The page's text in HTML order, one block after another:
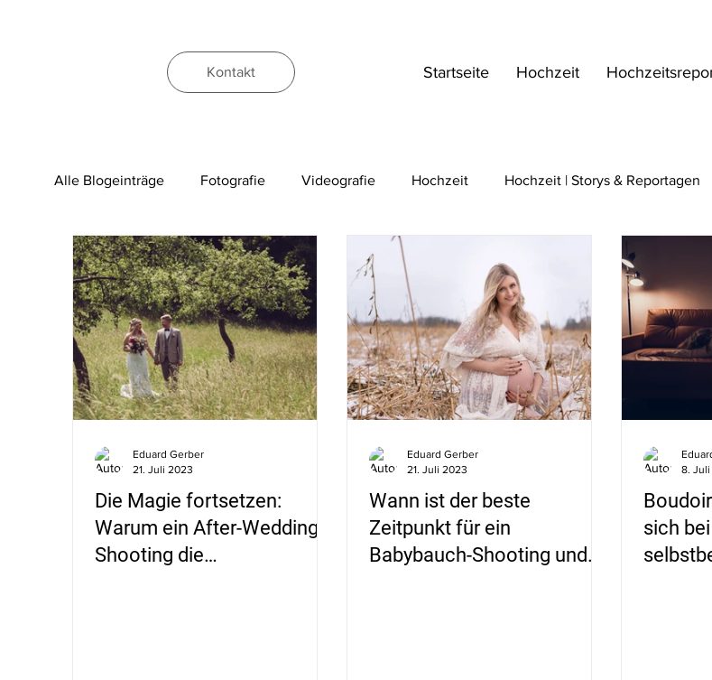
Startseite Hochzeit
Kontakt
Alle Blogeinträge Fotografie Videografie Hochzeit Hochzeit | Storys & Reportagen
Die Magie fortsetzen:
Warum ein After-Wedding-
Shooting die
Eduard Gerber
21. Juli 2023
Wann ist der beste
Zeitpunkt für ein
Babybauch-Shooting und
Eduard Gerber
21. Juli 2023
sich
8.